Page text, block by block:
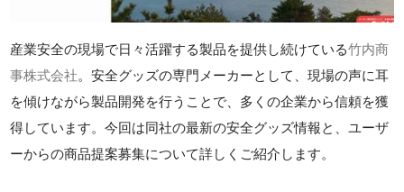
産業安全の現場で日々活躍する製品を提供し続けている竹内商
事株式会社。安全グッズの専門メーカーとして、現場の声に耳
を傾けながら製品開発を行うことで、多くの企業から信頼を獲
得しています。今回は同社の最新の安全グッズ情報と、ユーザ
ーからの商品提案募集について詳しくご紹介します。